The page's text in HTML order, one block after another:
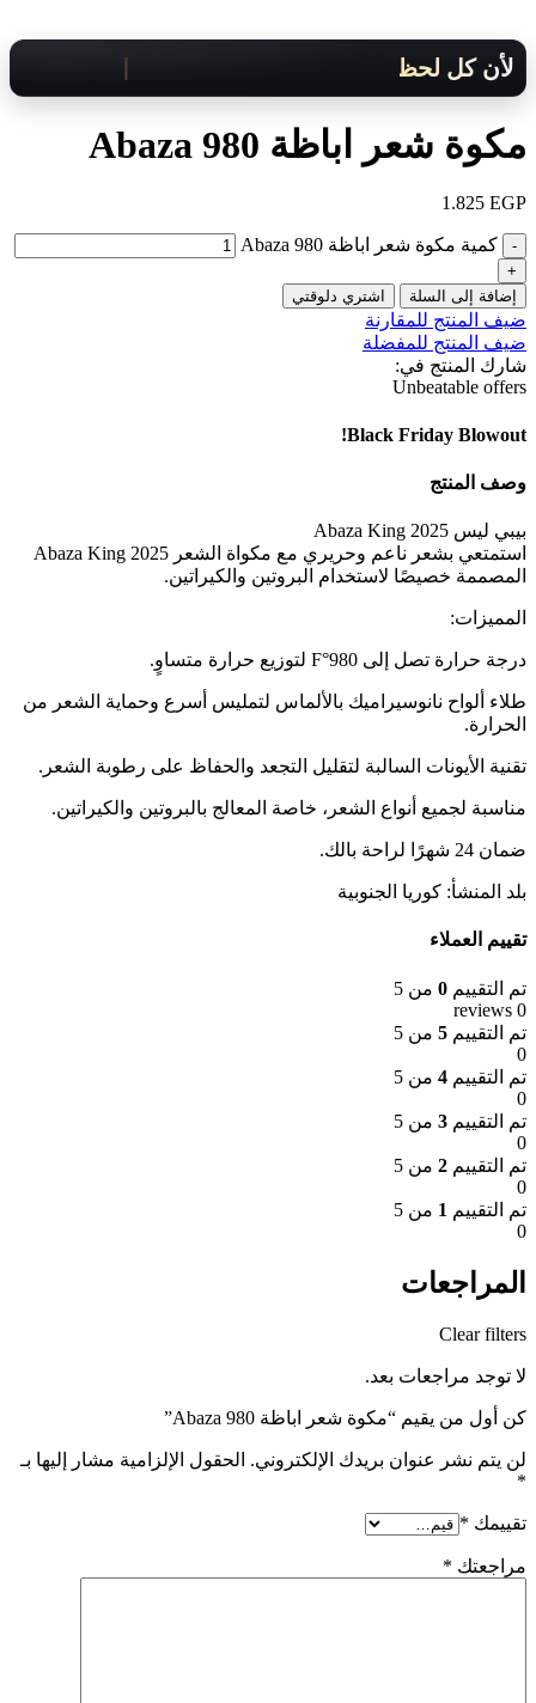
لأن كل لحظة مهمة .. هنوصلك بسرعة!
مكوة شعر اباظة Abaza 980
1.825 EGP
كمية مكوة شعر اباظة Abaza 980
إضافة إلى السلة اشتري دلوقتي
ضيف المنتج للمقارنة
ضيف المنتج للمفضلة
شارك المنتج في:
Unbeatable offers
Black Friday Blowout!
وصف المنتج
بيبي ليس Abaza King 2025
استمتعي بشعر ناعم وحريري مع مكواة الشعر Abaza King 2025
المصممة خصيصًا لاستخدام البروتين والكيراتين.
المميزات:
درجة حرارة تصل إلى 980°F لتوزيع حرارة متساوٍ.
طلاء ألواح نانوسيراميك بالألماس لتمليس أسرع وحماية الشعر من
الحرارة.
تقنية الأيونات السالبة لتقليل التجعد والحفاظ على رطوبة الشعر.
مناسبة لجميع أنواع الشعر، خاصة المعالج بالبروتين والكيراتين.
ضمان 24 شهرًا لراحة بالك.
بلد المنشأ: كوريا الجنوبية
تقييم العملاء
تم التقييم 0 من 5
0 reviews
تم التقييم 5 من 5
0
تم التقييم 4 من 5
0
تم التقييم 3 من 5
0
تم التقييم 2 من 5
0
تم التقييم 1 من 5
0
المراجعات
Clear filters
لا توجد مراجعات بعد.
كن أول من يقيم “مكوة شعر اباظة Abaza 980”
لن يتم نشر عنوان بريدك الإلكتروني. الحقول الإلزامية مشار إليها بـ
*
تقييمك *
مراجعتك *